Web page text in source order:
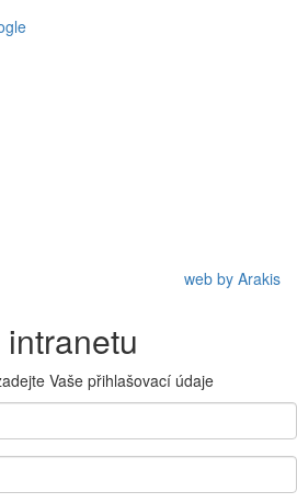
web by Arakis
Vaše přihlašovací údaje